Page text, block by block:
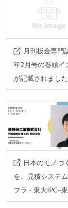
ソースコード管理
プロジェクト管理
github
slack
claude-code
その他
jest
elasticache
月刊板金専門
年2月号の巻頭イ
が記載されました
日本のモノづ
を、見積システ
フラ - 東大IPC−